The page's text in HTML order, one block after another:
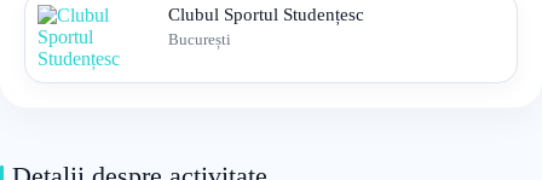
Clubul Sportul Studențesc
București